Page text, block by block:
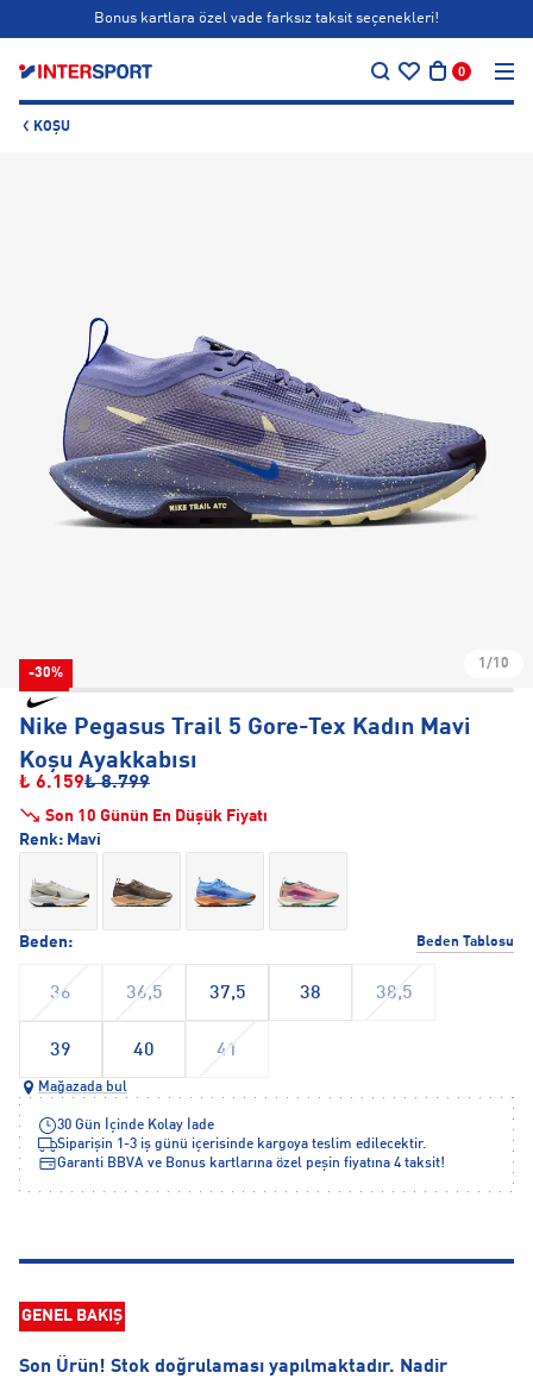
Bonus kartlara özel vade farksız taksit seçenekleri!
0
KOŞU
-30%
1/10
Nike Pegasus Trail 5 Gore-Tex Kadın Mavi
Koşu Ayakkabısı
₺ 6.159₺ 8.799
Son 10 Günün En Düşük Fiyatı
Beden: Beden Tablosu
36 36,5 37,5 38 38,5
39 40 41
Renk: Mavi
Mağazada bul
30 Gün İçinde Kolay İade
Siparişin 1-3 iş günü içerisinde kargoya teslim edilecektir.
Garanti BBVA ve Bonus kartlarına özel peşin fiyatına 4 taksit!
GENEL BAKIŞ
Son Ürün! Stok doğrulaması yapılmaktadır. Nadir